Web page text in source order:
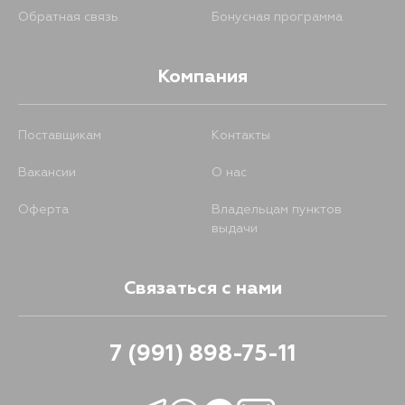
Обратная связь Бонусная программа
Компания
Поставщикам Контакты
Вакансии О нас
Оферта
Владельцам пунктов
выдачи
Связаться с нами
7 (991) 898-75-11